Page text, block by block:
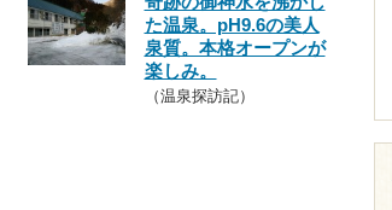
た温泉。pH9.6の美人
泉質。本格オープンが
楽しみ。
（温泉探訪記）